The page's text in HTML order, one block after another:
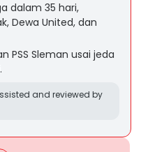
dalam 35 hari,
Dewa United, dan
PSS Sleman usai jeda
and reviewed by